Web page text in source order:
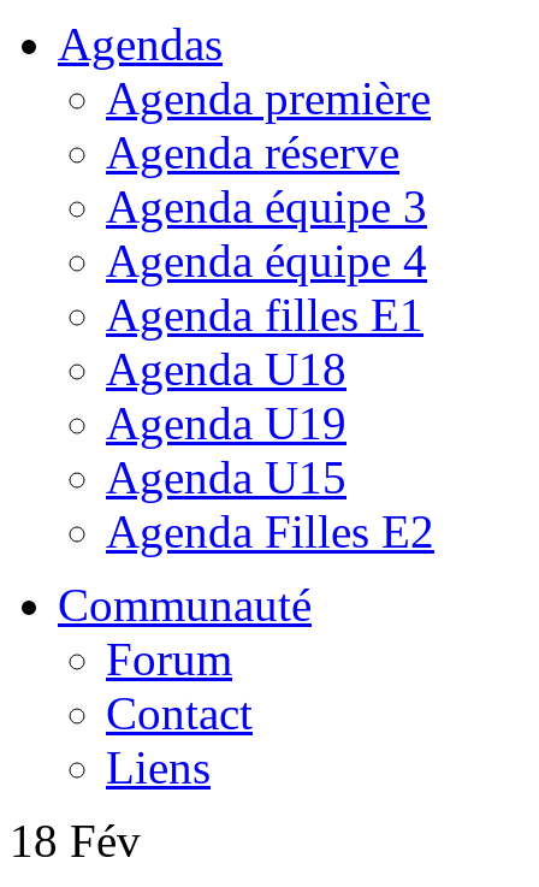
Agendas
Agenda première
Agenda réserve
Agenda équipe 3
Agenda équipe 4
Agenda filles E1
Agenda U18
Agenda U19
Agenda U15
Agenda Filles E2
Communauté
Forum
Contact
Liens
18 Fév